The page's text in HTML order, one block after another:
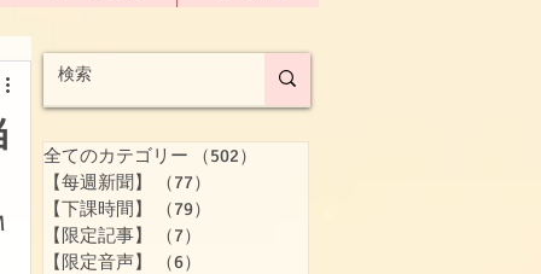
全てのカテゴリー （502）
【每週新聞】
（77）
【下課時間】
（79）
【限定記事】
（7）
【限定音声】
（6）